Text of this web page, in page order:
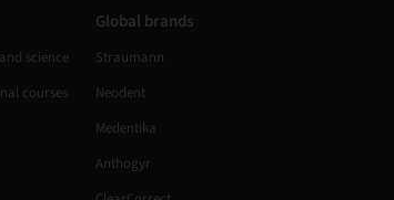
science
courses
Global brands
Straumann
Neodent
Medentika
Anthogyr